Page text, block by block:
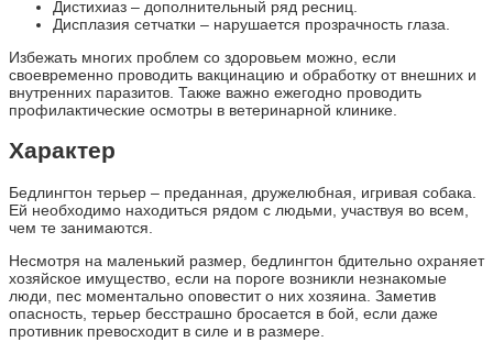
Дистихиаз – дополнительный ряд ресниц.
Дисплазия сетчатки – нарушается прозрачность глаза.
Избежать многих проблем со здоровьем можно, если
своевременно проводить вакцинацию и обработку от внешних и
внутренних паразитов. Также важно ежегодно проводить
профилактические осмотры в ветеринарной клинике.
Характер
Бедлингтон терьер – преданная, дружелюбная, игривая собака.
Ей необходимо находиться рядом с людьми, участвуя во всем,
чем те занимаются.
Несмотря на маленький размер, бедлингтон бдительно охраняет
хозяйское имущество, если на пороге возникли незнакомые
люди, пес моментально оповестит о них хозяина. Заметив
опасность, терьер бесстрашно бросается в бой, если даже
противник превосходит в силе и в размере.